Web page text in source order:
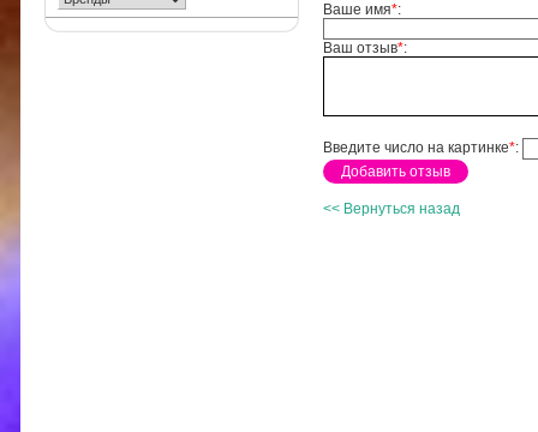
Ваше имя*:
Ваш отзыв*:
Введите число на картинке*:
<< Вернуться назад